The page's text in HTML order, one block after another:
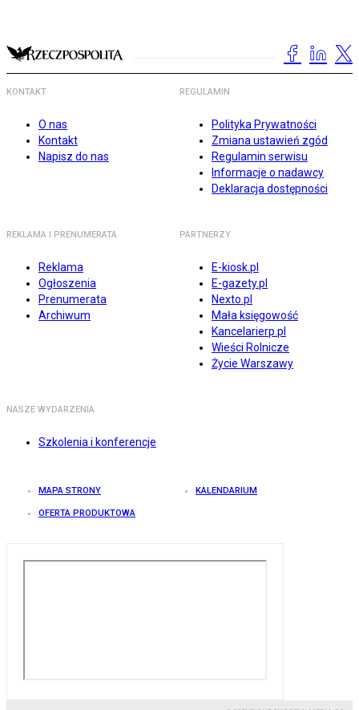
KONTAKT
O nas
Kontakt
Napisz do nas
REGULAMIN
Polityka Prywatności
Zmiana ustawień zgód
Regulamin serwisu
Informacje o nadawcy
Deklaracja dostępności
REKLAMA I PRENUMERATA
Reklama
Ogłoszenia
Prenumerata
Archiwum
PARTNERZY
E-kiosk.pl
E-gazety.pl
Nexto.pl
Mała księgowość
Kancelarierp.pl
Wieści Rolnicze
Życie Warszawy
NASZE WYDARZENIA
Szkolenia i konferencje
MAPA STRONY KALENDARIUM
OFERTA PRODUKTOWA